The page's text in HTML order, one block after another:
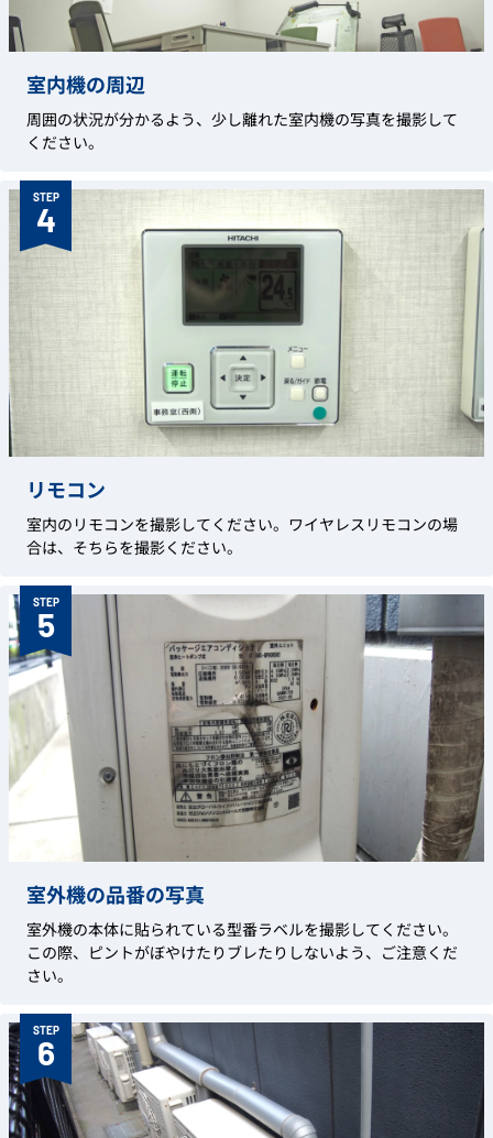
室内機の周辺
周囲の状況が分かるよう、少し離れた室内機の写真を撮影して
ください。
STEP
4
リモコン
室内のリモコンを撮影してください。ワイヤレスリモコンの場
合は、そちらを撮影ください。
STEP
5
室外機の品番の写真
室外機の本体に貼られている型番ラベルを撮影してください。
この際、ピントがぼやけたりブレたりしないよう、ご注意くだ
さい。
STEP
6